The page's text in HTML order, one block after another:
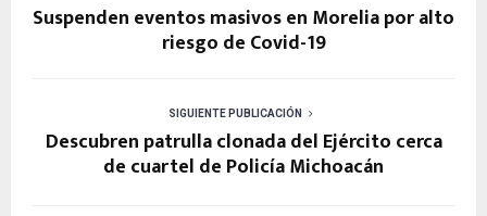
Suspenden eventos masivos en Morelia por alto
riesgo de Covid-19
SIGUIENTE PUBLICACIÓN
Descubren patrulla clonada del Ejército cerca
de cuartel de Policía Michoacán